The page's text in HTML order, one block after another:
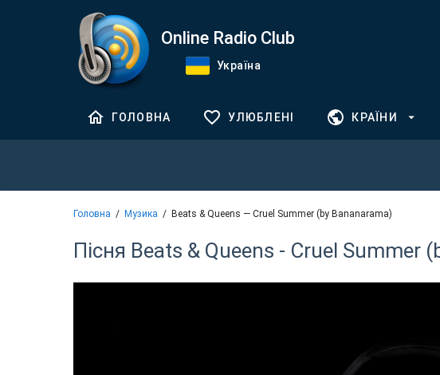
Online Radio Club
Україна
ГОЛОВНА УЛЮБЛЕНІ КРАЇНИ
Головна Музика Beats & Queens — Cruel Summer (by Bananarama)
Пісня Beats & Queens - Cruel Summer